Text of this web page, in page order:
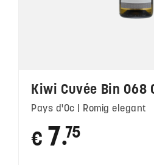
Kiwi Cuvée Bin 068
Pays d'Oc | Romig elegant
€ 7 ●
75